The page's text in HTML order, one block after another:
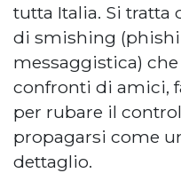
tutta Italia. Si tratta
di smishing
messaggistica)
confronti di amici,
per rubare il
propagarsi come
dettaglio.